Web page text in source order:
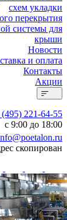
схем укладки
перекрытия
системы для
крыши
Новости
и оплата
Контакты
Акции
(495) 221-64-55
с 9:00 до 18:00
скопирован